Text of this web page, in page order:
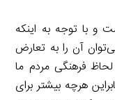
و با توجه به اینکه
آن را به تعارض
لحاظ فرهنگی مردم ما
هرچه بیشتر برای